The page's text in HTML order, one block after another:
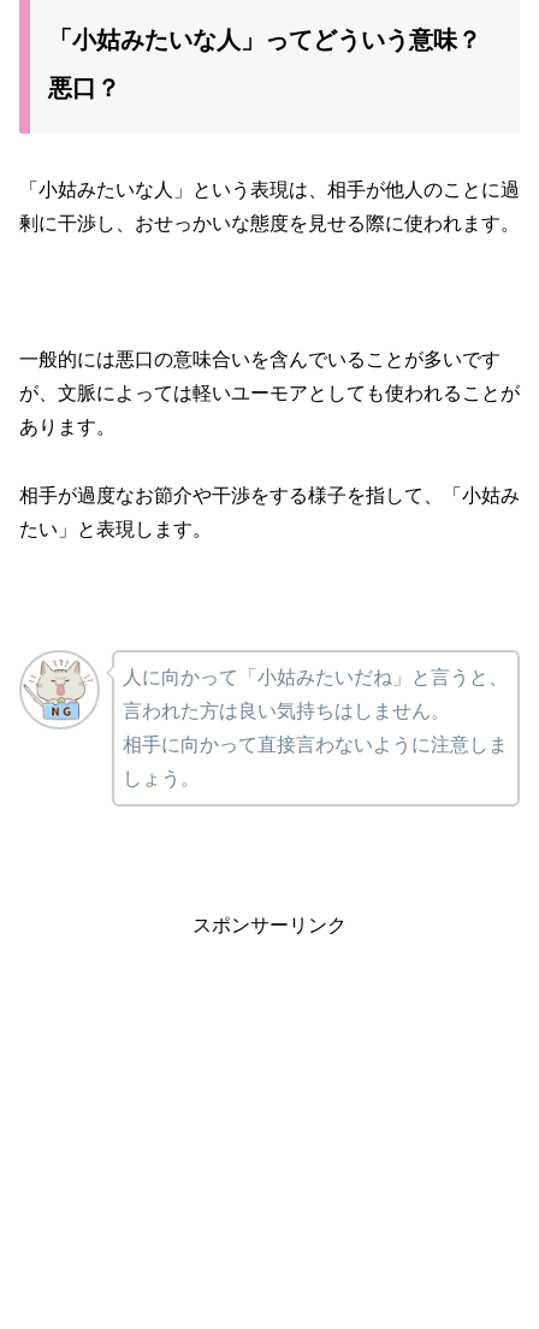
「小姑みたいな人」ってどういう意味？
悪口？
「小姑みたいな人」という表現は、相手が他人のことに過
剰に干渉し、おせっかいな態度を見せる際に使われます。
一般的には悪口の意味合いを含んでいることが多いです
が、文脈によっては軽いユーモアとしても使われることが
あります。
相手が過度なお節介や干渉をする様子を指して、「小姑み
たい」と表現します。
人に向かって「小姑みたいだね」と言うと、
言われた方は良い気持ちはしません。
相手に向かって直接言わないように注意しま
しょう。
スポンサーリンク